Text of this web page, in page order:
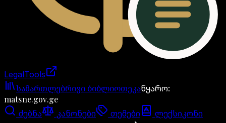
LegalTools
ანგარიში იტვირთება
სამართლებრივი ბიბლიოთეკაწყარო:
matsne.gov.ge
ძებნა კანონები თემები
ლექსიკონი